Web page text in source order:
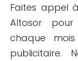
Faites appel
Altosor
chaque
publicitaire.